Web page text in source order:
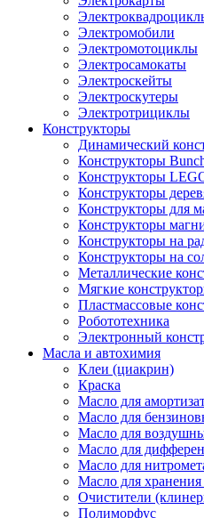
Электромобили
Электромотоциклы
Электросамокаты
Электроскейты
Электроскутеры
Электротрициклы
Конструкторы
Динамический
Конструкторы
Конструкторы
Конструкторы
Конструкторы для
Конструкторы
Конструкторы на
Конструкторы на
Металлические
Мягкие
Пластмассовые
Робототехника
Электронный
Масла и автохимия
Клеи (циакрин)
Краска
Масло для
Масло для
Масло для
Масло для
Масло для
Масло для
Очистители
Полиморфус